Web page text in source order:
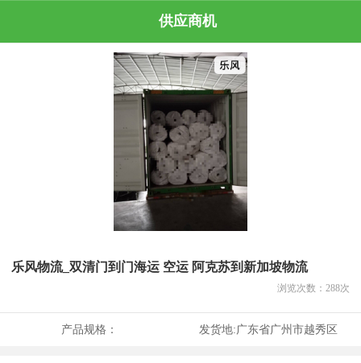
供应商机
乐风物流_双清门到门海运 空运 阿克苏到新加坡物流
浏览次数： 288次
产品规格： 发货地:广东省广州市越秀区